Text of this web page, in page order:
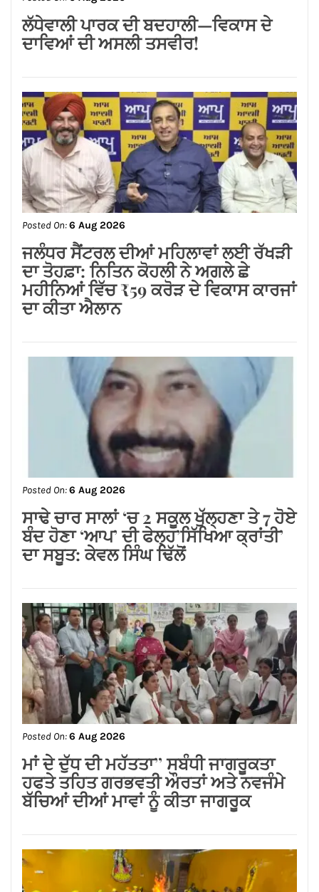
Posted On:6 Aug 2026
ਸ਼੍*ਰੀ ਕਸ਼ਟ ਨਿਵਾਰਣ ਬਾਲਾਜੀ ਮੰਦਰ, ਬਾਜ਼ਾਰ
ਸ਼ੇਖਾਂ, ਜਲੰਧਰ ਕਮੇਟੀ ਨੇ ਭਾਜਪਾ ਪੰਜਾਬ ਦੇ
ਨਵਨਿਯੁਕਤ ਪ੍ਰਦੇਸ਼ ਉਪ-ਪ੍ਰਧਾਨ ਸੁਸ਼ੀਲ
ਕੁਮਾਰ ਰਿੰਕੂ ਦਾ ਕੀਤਾ ਭਵਿਆ ਸਵਾਗਤ ਅਤੇ
ਸਨਮਾਨ*
6 Aug 2026
ਲੱਧੇਵਾਲੀ ਪਾਰਕ ਦੀ ਬਦਹਾਲੀ—ਵਿਕਾਸ ਦੇ
ਦਾਵਿਆਂ ਦੀ ਅਸਲੀ ਤਸਵੀਰ!
Posted On:6 Aug 2026
ਜਲੰਧਰ ਸੈਂਟਰਲ ਦੀਆਂ ਮਹਿਲਾਵਾਂ ਲਈ ਰੱਖੜੀ
ਦਾ ਤੋਹਫ਼ਾ: ਨਿਤਿਨ ਕੋਹਲੀ ਨੇ ਅਗਲੇ ਛੇ
ਮਹੀਨਿਆਂ ਵਿੱਚ ₹59 ਕਰੋੜ ਦੇ ਵਿਕਾਸ ਕਾਰਜਾਂ
ਦਾ ਕੀਤਾ ਐਲਾਨ